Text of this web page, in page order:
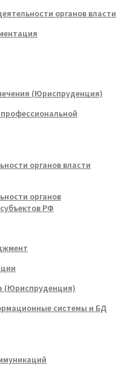
органов власти
(Юриспруденция)
органов власти
органов
РФ
(Юриспруденция)
системы и БД